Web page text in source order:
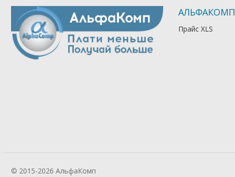
АЛЬФАКОМП
Прайс XLS
© 2015-2026 АльфаКомп